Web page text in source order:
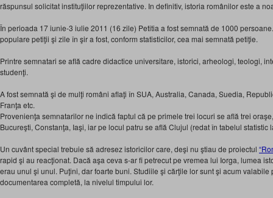
răspunsul solicitat instituţiilor reprezentative. In definitiv, istoria românilor este a
În perioada 17 iunie-3 iulie 2011 (16 zile) Petitia a fost semnată de 1000
populare petiţii şi zile în şir a fost, conform statisticilor, cea mai semnată petiţie.
Printre semnatari se află cadre didactice universitare, istorici, arheologi, teologi,
studenţi.
A fost semnată şi de mulţi români aflaţi în SUA, Australia, Canada, Suedia,
Franţa etc.
Provenienţa semnatarilor ne indică faptul că pe primele trei locuri se află trei
Bucureşti, Constanţa, Iaşi, iar pe locul patru se află Clujul (redat în tabelul statistic
Un cuvânt special trebuie să adresez istoricilor care, deşi nu ştiau de proiectul
rapid şi au reacţionat. Dacă aşa ceva s-ar fi petrecut pe vremea lui Iorga, lumea
erau unul şi unul. Puţini, dar foarte buni. Studiile şi cărţile lor sunt şi acum
documentarea completă, la nivelul timpului lor.